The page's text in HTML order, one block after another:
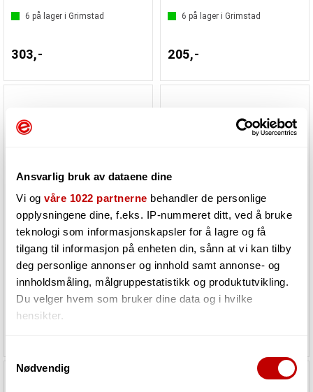
Ansvarlig bruk av dataene dine
Vi og våre 1022 partnerne behandler de personlige
opplysningene dine, f.eks. IP-nummeret ditt, ved å bruke
teknologi som informasjonskapsler for å lagre og få
tilgang til informasjon på enheten din, sånn at vi kan tilby
deg personlige annonser og innhold samt annonse- og
innholdsmåling, målgruppestatistikk og produktutvikling.
Du velger hvem som bruker dine data og i hvilke
hensikter.
Innhente informasjon om den geografiske
Nødvendig
6 på lager i Grimstad
303,-
6 på lager i Grimstad
205,-